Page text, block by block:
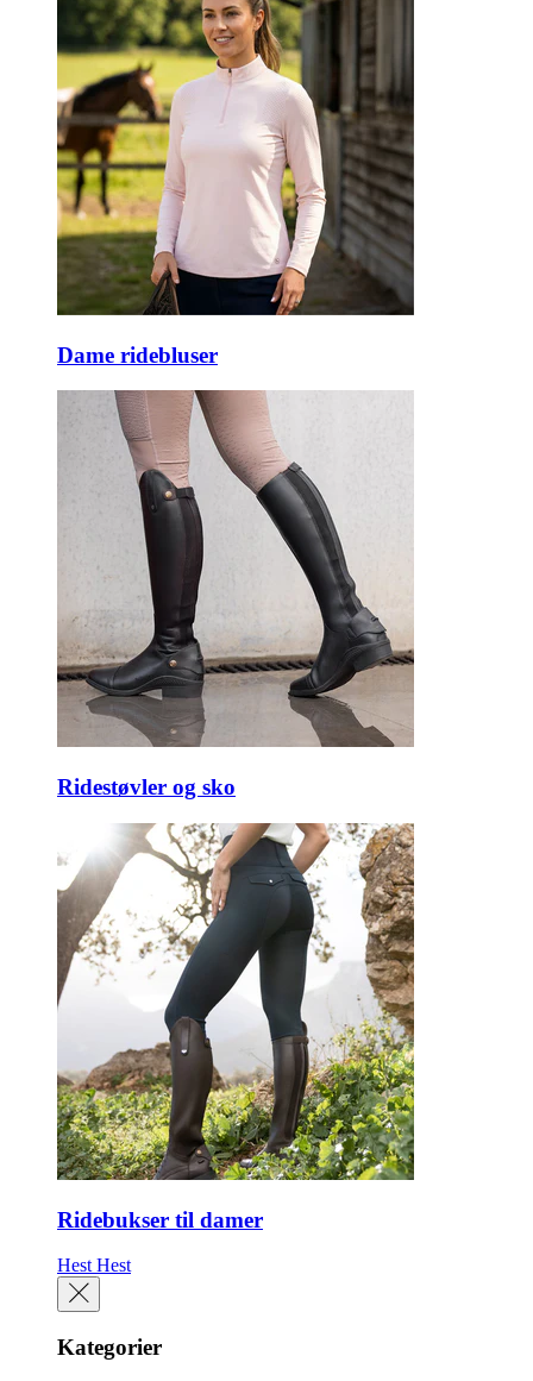
Dame ridebluser
Ridestøvler og sko
Ridebukser til damer
Hest Hest
Kategorier